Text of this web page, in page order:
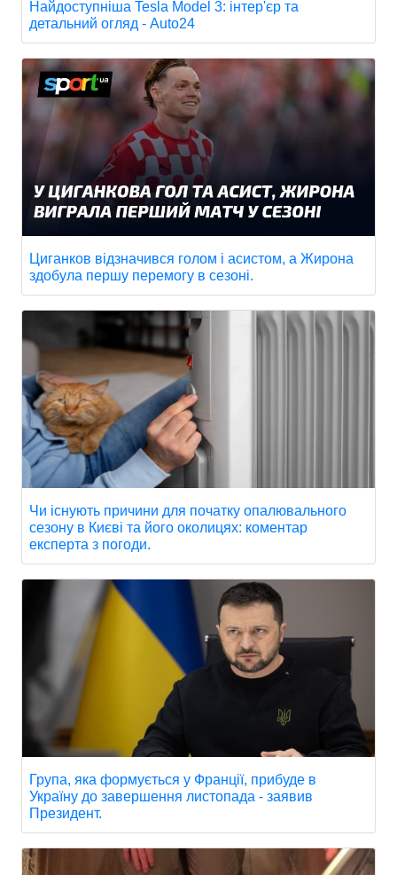
Найдоступніша Tesla Model 3: інтер'єр та
детальний огляд - Auto24
Циганков відзначився голом і асистом, а Жирона
здобула першу перемогу в сезоні.
Чи існують причини для початку опалювального
сезону в Києві та його околицях: коментар
експерта з погоди.
Група, яка формується у Франції, прибуде в
Україну до завершення листопада - заявив
Президент.